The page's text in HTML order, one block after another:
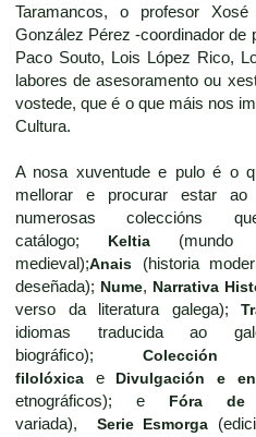
Taramancos, o profesor
González Pérez -coordinador de
Paco Souto, Lois López Rico,
labores de asesoramento ou
vostede, que é o que máis nos
Cultura.
A nosa xuventude e pulo é o
mellorar e procurar estar
numerosas coleccións
catálogo; Keltia (mundo
medieval);Anais (historia
deseñada); Nume, Narrativa
verso da literatura galega);
idiomas traducida ao
biográfico); Colección
filolóxica e Divulgación e
etnográficos); e Fóra de
variada), Serie Esmorga